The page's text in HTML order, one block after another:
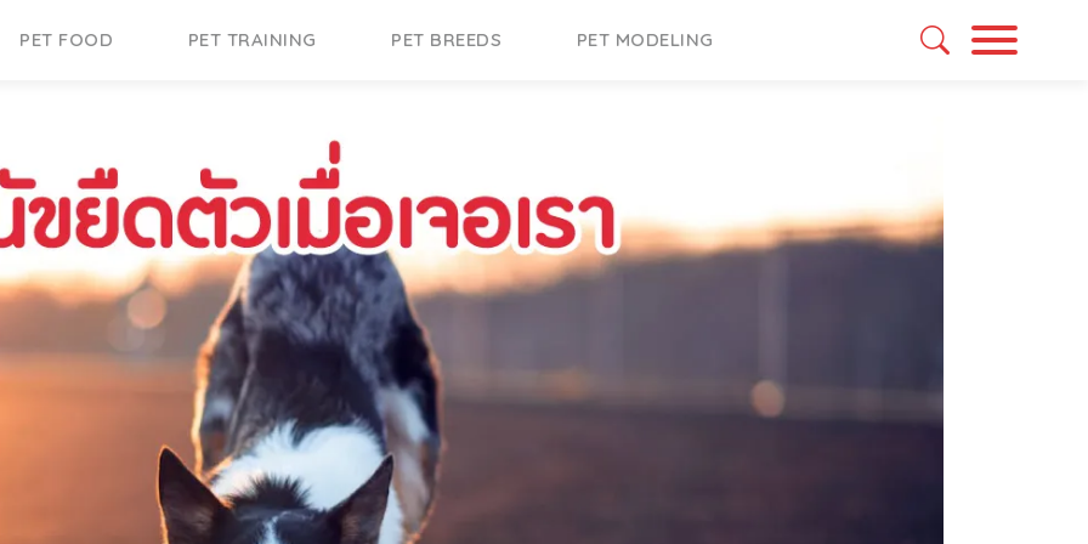
PET FOOD PET TRAINING PET BREEDS PET MODELING